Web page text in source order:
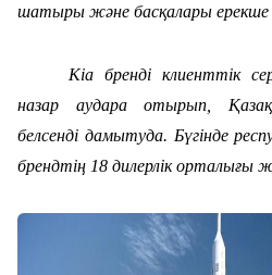
шатыры және басқалары ерекше
Kia бренді клиенттік
назар аудара отырып,
белсенді дамытуда. Бүгінде
брендтің 18 дилерлік орталығы